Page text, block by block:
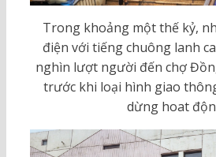
Trong khoảng một thế kỷ,
điện với tiếng chuông lanh
nghìn lượt người đến chợ
trước khi loại hình giao
dừng hoat